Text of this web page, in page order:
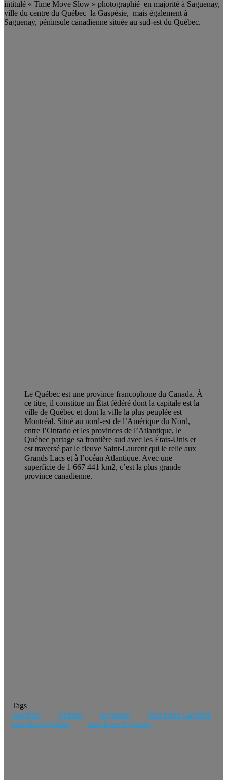
intitulé « Time Move Slow » photographié en majorité à Saguenay,
ville du centre du Québec la Gaspésie, mais également à
Saguenay, péninsule canadienne située au sud-est du Québec.
Le Québec est une province francophone du Canada. À
ce titre, il constitue un État fédéré dont la capitale est la
ville de Québec et dont la ville la plus peuplée est
Montréal. Situé au nord-est de l’Amérique du Nord,
entre l’Ontario et les provinces de l’Atlantique, le
Québec partage sa frontière sud avec les États-Unis et
est traversé par le fleuve Saint-Laurent qui le relie aux
Grands Lacs et à l’océan Atlantique. Avec une
superficie de 1 667 441 km2, c’est la plus grande
province canadienne.
Tags
Gaspésie
Québec Saguenay
time lapse Gaspésie
time lapse Québec
time lapse Saguenay